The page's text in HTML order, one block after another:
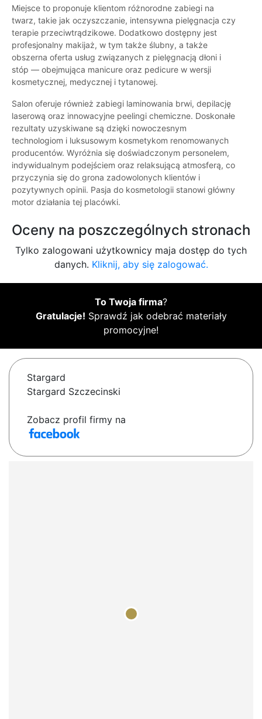
Miejsce to proponuje klientom różnorodne zabiegi na
twarz, takie jak oczyszczanie, intensywna pielęgnacja czy
terapie przeciwtrądzikowe. Dodatkowo dostępny jest
profesjonalny makijaż, w tym także ślubny, a także
obszerna oferta usług związanych z pielęgnacją dłoni i
stóp — obejmująca manicure oraz pedicure w wersji
kosmetycznej, medycznej i tytanowej.
Salon oferuje również zabiegi laminowania brwi, depilację
laserową oraz innowacyjne peelingi chemiczne. Doskonałe
rezultaty uzyskiwane są dzięki nowoczesnym
technologiom i luksusowym kosmetykom renomowanych
producentów. Wyróżnia się doświadczonym personelem,
indywidualnym podejściem oraz relaksującą atmosferą, co
przyczynia się do grona zadowolonych klientów i
pozytywnych opinii. Pasja do kosmetologii stanowi główny
motor działania tej placówki.
Oceny na poszczególnych stronach
Tylko zalogowani użytkownicy maja dostęp do tych
danych. Kliknij, aby się zalogować.
To Twoja firma?
Gratulacje! Sprawdź jak odebrać materiały
promocyjne!
Stargard
Stargard Szczecinski
Zobacz profil firmy na